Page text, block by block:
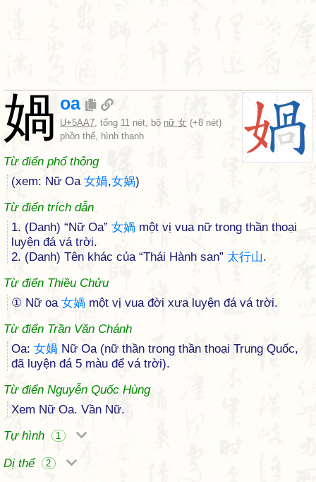
媧 oa
U+5AA7, tổng 11 nét, bộ nữ 女 (+8 nét)
phồn thể, hình thanh
Từ điển phổ thông
(xem: Nữ Oa 女媧,女娲)
Từ điển trích dẫn
1. (Danh) “Nữ Oa” 女媧 một vị vua nữ trong thần thoại
luyện đá vá trời.
2. (Danh) Tên khác của “Thái Hành san” 太行山.
Từ điển Thiều Chửu
① Nữ oa 女媧 một vị vua đời xưa luyện đá vá trời.
Từ điển Trần Văn Chánh
Oa: 女媧 Nữ Oa (nữ thần trong thần thoại Trung Quốc,
đã luyện đá 5 màu để vá trời).
Từ điển Nguyễn Quốc Hùng
Xem Nữ Oa. Vần Nữ.
Tự hình
1
Dị thể 2